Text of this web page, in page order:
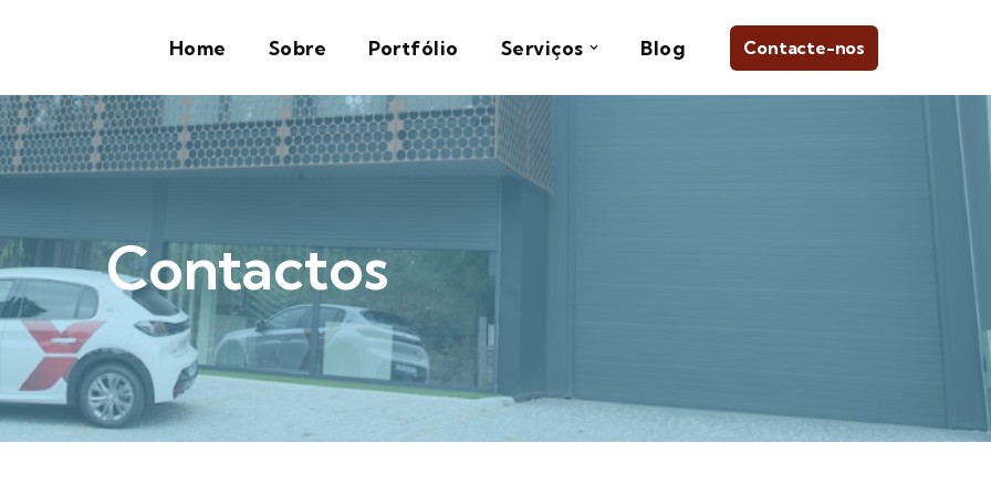
Home Sobre Portfólio Serviços Blog Contacte-nos
Contactos